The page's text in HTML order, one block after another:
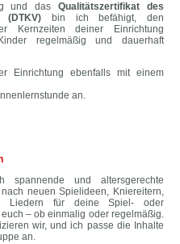
und dasQualitätszertifikat des
(DTKV) bin ich befähigt, den
Kernzeiten deiner Einrichtung
regelmäßig und dauerhaft
Einrichtung ebenfalls mit einem
an.
und altersgerechte
neuen Spielideen, Kniereitern,
Liedern für deine Spiel- oder
– ob einmalig oder regelmäßig.
wir, und ich passe die Inhalte
an.